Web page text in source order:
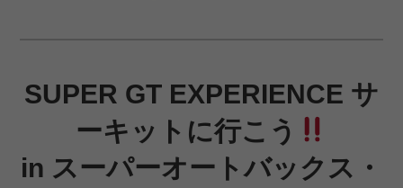
SUPER GT EXPERIENCE サ
ーキットに行こう
in スーパーオートバックス・